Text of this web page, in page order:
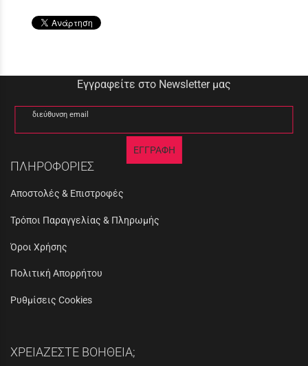
Εγγραφείτε στο Newsletter μας
διεύθυνση email
ΕΓΓΡΑΦΗ
ΠΛΗΡΟΦΟΡΙΕΣ
Αποστολές & Επιστροφές
Τρόποι Παραγγελίας & Πληρωμής
Όροι Χρήσης
Πολιτική Απορρήτου
Ρυθμίσεις Cookies
ΧΡΕΙΑΖΕΣΤΕ ΒΟΗΘΕΙΑ;